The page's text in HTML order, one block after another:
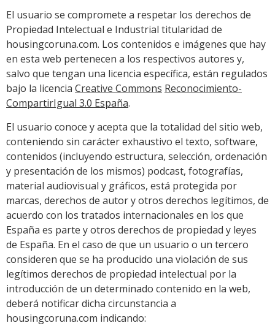
El usuario se compromete a respetar los derechos de
Propiedad Intelectual e Industrial titularidad de
housingcoruna.com. Los contenidos e imágenes que hay
en esta web pertenecen a los respectivos autores y,
salvo que tengan una licencia específica, están regulados
bajo la licencia Creative Commons Reconocimiento-
CompartirIgual 3.0 España.
El usuario conoce y acepta que la totalidad del sitio web,
conteniendo sin carácter exhaustivo el texto, software,
contenidos (incluyendo estructura, selección, ordenación
y presentación de los mismos) podcast, fotografías,
material audiovisual y gráficos, está protegida por
marcas, derechos de autor y otros derechos legítimos, de
acuerdo con los tratados internacionales en los que
España es parte y otros derechos de propiedad y leyes
de España. En el caso de que un usuario o un tercero
consideren que se ha producido una violación de sus
legítimos derechos de propiedad intelectual por la
introducción de un determinado contenido en la web,
deberá notificar dicha circunstancia a
housingcoruna.com indicando: